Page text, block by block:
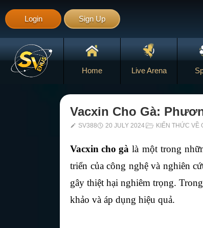
Login Sign Up
Home Live Arena
Vacxin Cho Gà:
SV388 20 JULY 2024 KIẾN THỨC VỀ
Vacxin cho gà là một trong
triển của công nghệ và nghiên
gây thiệt hại nghiêm trọng.
khảo và áp dụng hiệu quả.